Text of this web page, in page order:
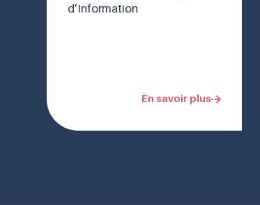
d’Information
En savoir plus